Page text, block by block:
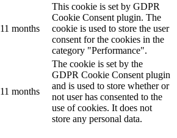
11 months
This cookie is set by GDPR
Cookie Consent plugin. The
cookie is used to store the user
consent for the cookies in the
category "Performance".
11 months
The cookie is set by the
GDPR Cookie Consent plugin
and is used to store whether or
not user has consented to the
use of cookies. It does not
store any personal data.